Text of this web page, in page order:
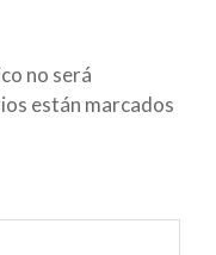
no será
están marcados